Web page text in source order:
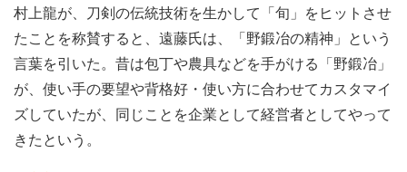
村上龍が、刀剣の伝統技術を生かして「旬」をヒットさせ
たことを称賛すると、遠藤氏は、「野鍛冶の精神」という
言葉を引いた。昔は包丁や農具などを手がける「野鍛冶」
が、使い手の要望や背格好・使い方に合わせてカスタマイ
ズしていたが、同じことを企業として経営者としてやって
きたという。